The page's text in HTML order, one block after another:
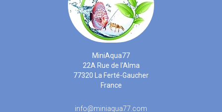
MiniAqua77
22A Rue de l'Alma
77320 La Ferté-Gaucher
France
info@miniaqua77.com